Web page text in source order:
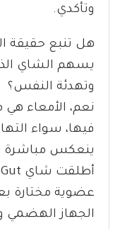
وتأكدي.
هل تنبع حقيقة
يسهم الشاي
وتهدئة النفس؟
نعم، الأمعاء هي
فيها، سواء
ينعكس مباشرة
عضوية مختارة
الجهاز الهضمي